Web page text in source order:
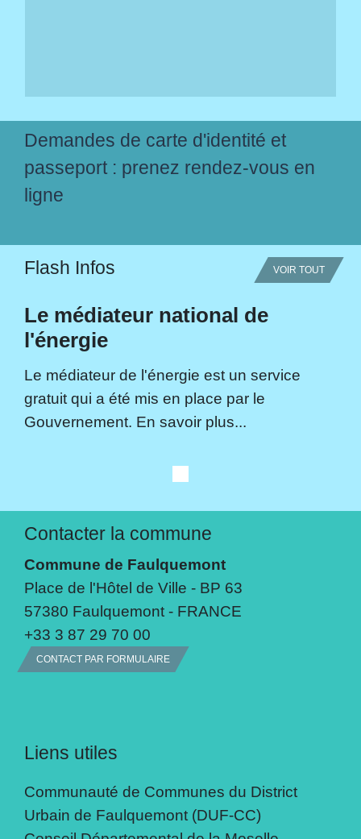
Demandes de carte d'identité et
passeport : prenez rendez-vous en
ligne
Flash Infos VOIR TOUT
Le médiateur national de
l'énergie
Le médiateur de l'énergie est un service
gratuit qui a été mis en place par le
Gouvernement. En savoir plus...
Contacter la commune
Commune de Faulquemont
Place de l'Hôtel de Ville - BP 63
57380 Faulquemont - FRANCE
+33 3 87 29 70 00
CONTACT PAR FORMULAIRE
Liens utiles
Communauté de Communes du District
Urbain de Faulquemont (DUF-CC)